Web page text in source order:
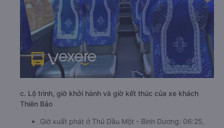
c. Lộ trình, giờ khởi hành và giờ kết thúc của xe khách
Thiên Bảo
Giờ xuất phát ở Thủ Dầu Một - Bình Dương: 06:25,